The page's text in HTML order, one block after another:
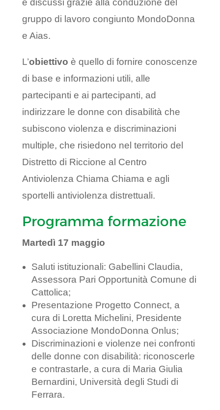
e discussi grazie alla conduzione del
gruppo di lavoro congiunto MondoDonna
e Aias.
L’obiettivo è quello di fornire conoscenze
di base e informazioni utili, alle
partecipanti e ai partecipanti, ad
indirizzare le donne con disabilità che
subiscono violenza e discriminazioni
multiple, che risiedono nel territorio del
Distretto di Riccione al Centro
Antiviolenza Chiama Chiama e agli
sportelli antiviolenza distrettuali.
Programma formazione
Martedì 17 maggio
Saluti istituzionali: Gabellini Claudia,
Assessora Pari Opportunità Comune di
Cattolica;
Presentazione Progetto Connect, a
cura di Loretta Michelini, Presidente
Associazione MondoDonna Onlus;
Discriminazioni e violenze nei confronti
delle donne con disabilità: riconoscerle
e contrastarle, a cura di Maria Giulia
Bernardini, Università degli Studi di
Ferrara.